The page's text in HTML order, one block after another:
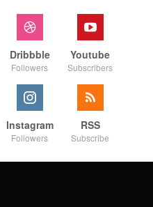
Dribbble
Followers
Youtube
Subscribers
Instagram
Followers
RSS
Subscribe